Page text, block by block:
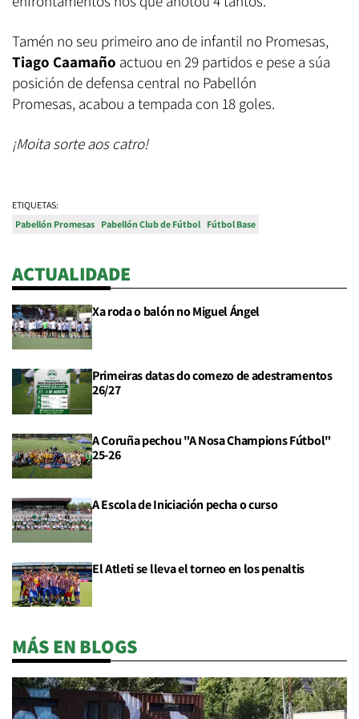
Tamén no seu primeiro ano de infantil no Promesas,
Tiago Caamaño actuou en 29 partidos e pese a súa
posición de defensa central no Pabellón
Promesas, acabou a tempada con 18 goles.
¡Moita sorte aos catro!
ETIQUETAS:
Pabellón Promesas Pabellón Club de Fútbol Fútbol Base
ACTUALIDADE
Xa roda o balón no Miguel Ángel
Primeiras datas do comezo de adestramentos
26/27
A Coruña pechou "A Nosa Champions Fútbol"
25-26
A Escola de Iniciación pecha o curso
El Atleti se lleva el torneo en los penaltis
MÁS EN BLOGS